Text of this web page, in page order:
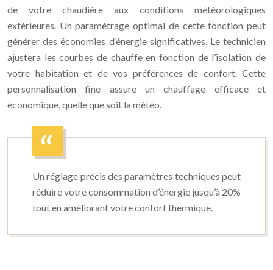
de votre chaudière aux conditions météorologiques
extérieures. Un paramétrage optimal de cette fonction peut
générer des économies d’énergie significatives. Le technicien
ajustera les courbes de chauffe en fonction de l’isolation de
votre habitation et de vos préférences de confort. Cette
personnalisation fine assure un chauffage efficace et
économique, quelle que soit la météo.
Un réglage précis des paramètres techniques peut
réduire votre consommation d’énergie jusqu’à 20%
tout en améliorant votre confort thermique.